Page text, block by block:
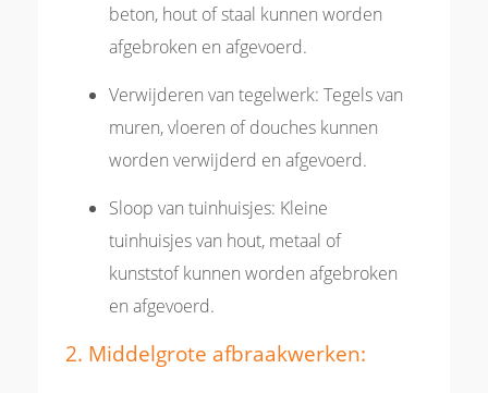
beton, hout of staal kunnen worden
afgebroken en afgevoerd.
Verwijderen van tegelwerk: Tegels van
muren, vloeren of douches kunnen
worden verwijderd en afgevoerd.
Sloop van tuinhuisjes: Kleine
tuinhuisjes van hout, metaal of
kunststof kunnen worden afgebroken
en afgevoerd.
2. Middelgrote afbraakwerken: